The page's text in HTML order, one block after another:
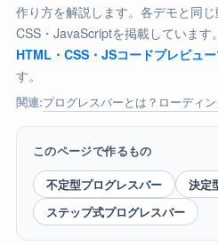
作り方を解説します。各デモと同
CSS・JavaScriptを掲載しています。
HTML・CSS・JSコードプレビュ
す。
関連:プログレスバーとは？ ローディ
このページで作るもの
不定型プログレスバー
決定
ステップ式プログレスバー